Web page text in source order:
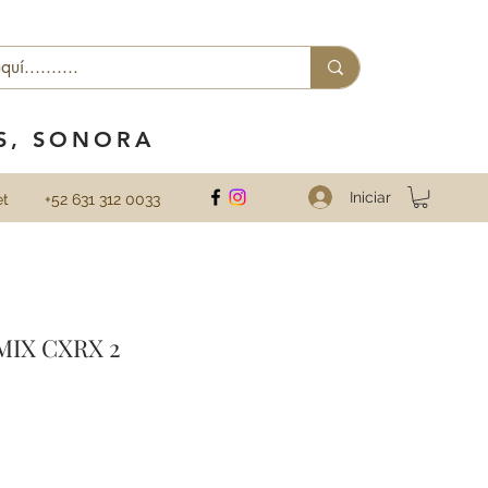
SONORA
+52 631 312 0033 Iniciar
CXRX 2